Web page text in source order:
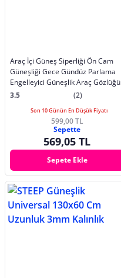
Araç İçi Güneş Siperliği Ön Cam
Güneşliği Gece Gündüz Parlama
Engelleyici Güneşlik Araç Gözlüğü
3.5
(2)
Son 10 Günün En Düşük Fiyatı
599,00 TL
Sepette
569,05 TL
Sepete Ekle